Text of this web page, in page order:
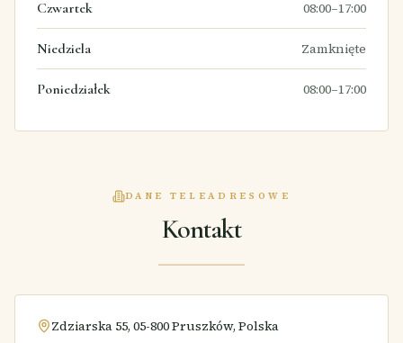
Czwartek 08:00–17:00
Niedziela Zamknięte
Poniedziałek 08:00–17:00
DANE TELEADRESOWE
Kontakt
Zdziarska 55, 05-800 Pruszków, Polska